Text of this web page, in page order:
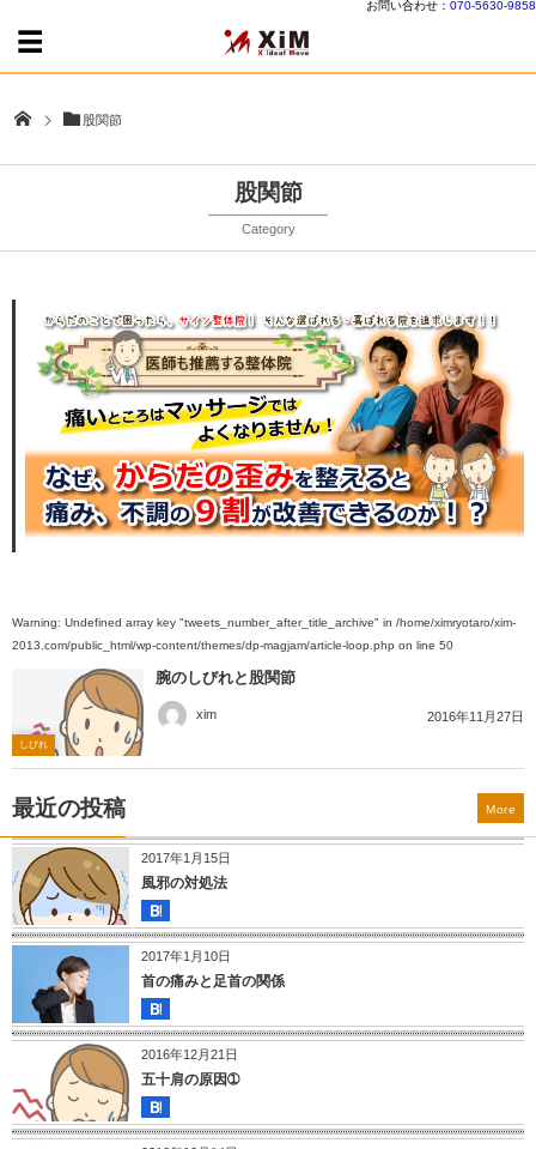
お問い合わせ： 070-5630-9858
股関節
股関節
Category
Warning: Undefined array key "tweets_number_after_title_archive" in /home/ximryotaro/xim-
2013.com/public_html/wp-content/themes/dp-magjam/article-loop.php on line 50
しびれ
腕のしびれと股関節
xim 2016年11月27日
最近の投稿
2017年1月15日
風邪の対処法
2017年1月10日
首の痛みと足首の関係
2016年12月21日
五十肩の原因➀
More